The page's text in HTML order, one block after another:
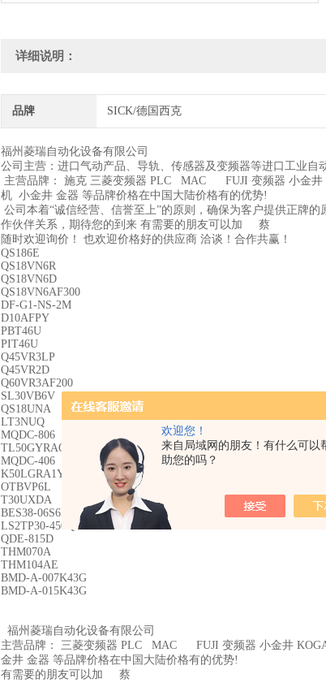
欢迎您！
来自局域网的朋友！有什么可以
助您的吗？
详细说明：
品牌 SICK/德国西克
福州菱瑞自动化设备有限公司
公司主营：进口气动产品、导轨、传感器及变频器等进口工业自
主营品牌： 施克 三菱变频器 PLC MAC FUJI 变频器 小金
机 小金井 金器 等品牌价格在中国大陆价格有的优势!
公司本着“诚信经营、信誉至上”的原则，确保为客户提供正牌
作伙伴关系，期待您的到来 有需要的朋友可以加 蔡
随时欢迎询价！ 也欢迎价格好的供应商 洽谈！合作共赢！
QS186E
QS18VN6R
QS18VN6D
QS18VN6AF300
DF-G1-NS-2M
D10AFPY
PBT46U
PIT46U
Q45VR3LP
Q45VR2D
Q60VR3AF200
SL30VB6V
QS18UNA
LT3NUQ
MQDC-806
TL50GYRAQ
MQDC-406
K50LGRA1YP
OTBVP6L
T30UXDA
BES38-06S6N-1024
LS2TP30-450Q88
QDE-815D
THM070A
THM104AE
BMD-A-007K43G
BMD-A-015K43G
福州菱瑞自动化设备有限公司
主营品牌： 三菱变频器 PLC MAC FUJI 变频器 小金井
金井 金器 等品牌价格在中国大陆价格有的优势!
有需要的朋友可以加 蔡